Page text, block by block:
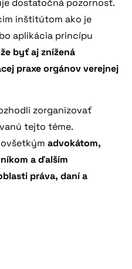
dostatočná pozornosť.
inštitútom ako je
aplikácia princípu
byť aj znížená
praxe orgánov verejnej
zorganizovať
tejto téme.
advokátom,
a ďalším
práva, daní a